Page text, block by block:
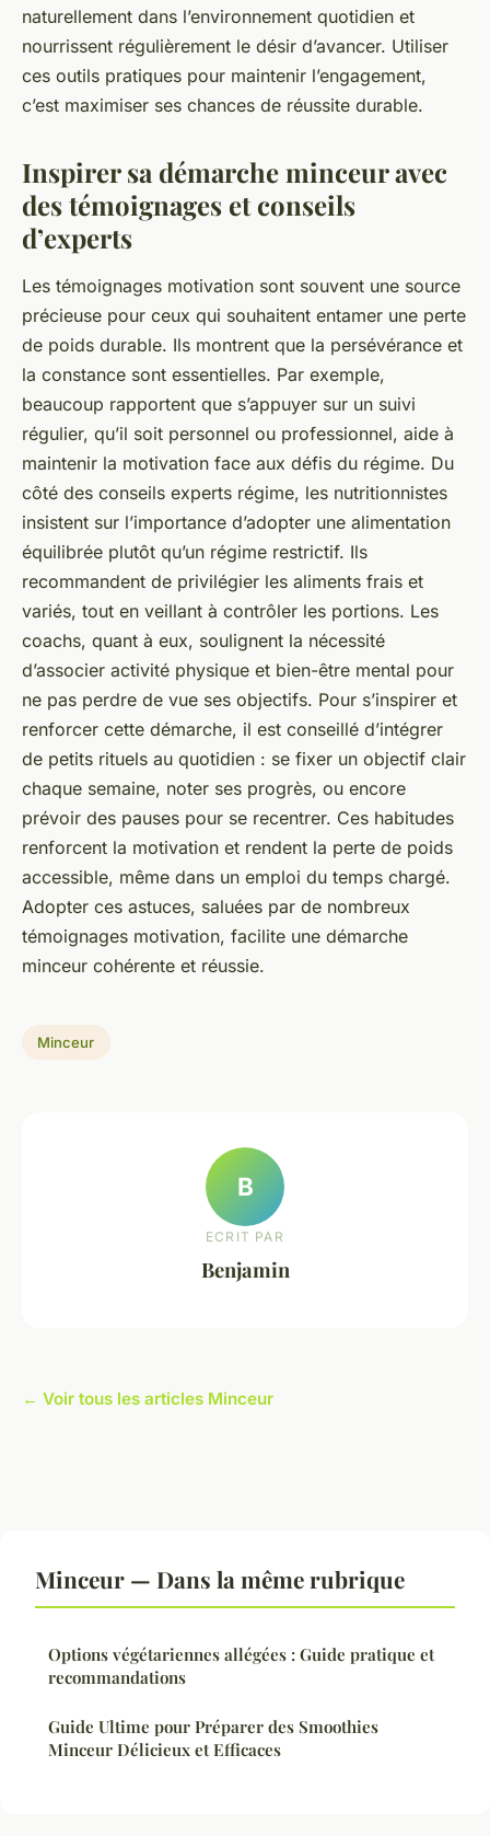
naturellement dans l’environnement quotidien et
nourrissent régulièrement le désir d’avancer. Utiliser
ces outils pratiques pour maintenir l’engagement,
c’est maximiser ses chances de réussite durable.
Inspirer sa démarche minceur avec
des témoignages et conseils
d’experts
Les témoignages motivation sont souvent une source
précieuse pour ceux qui souhaitent entamer une perte
de poids durable. Ils montrent que la persévérance et
la constance sont essentielles. Par exemple,
beaucoup rapportent que s’appuyer sur un suivi
régulier, qu’il soit personnel ou professionnel, aide à
maintenir la motivation face aux défis du régime. Du
côté des conseils experts régime, les nutritionnistes
insistent sur l’importance d’adopter une alimentation
équilibrée plutôt qu’un régime restrictif. Ils
recommandent de privilégier les aliments frais et
variés, tout en veillant à contrôler les portions. Les
coachs, quant à eux, soulignent la nécessité
d’associer activité physique et bien-être mental pour
ne pas perdre de vue ses objectifs. Pour s’inspirer et
renforcer cette démarche, il est conseillé d’intégrer
de petits rituels au quotidien : se fixer un objectif clair
chaque semaine, noter ses progrès, ou encore
prévoir des pauses pour se recentrer. Ces habitudes
renforcent la motivation et rendent la perte de poids
accessible, même dans un emploi du temps chargé.
Adopter ces astuces, saluées par de nombreux
témoignages motivation, facilite une démarche
minceur cohérente et réussie.
Minceur
B
ECRIT PAR
Benjamin
← Voir tous les articles Minceur
Minceur — Dans la même rubrique
Options végétariennes allégées : Guide pratique et
recommandations
Guide Ultime pour Préparer des Smoothies
Minceur Délicieux et Efficaces